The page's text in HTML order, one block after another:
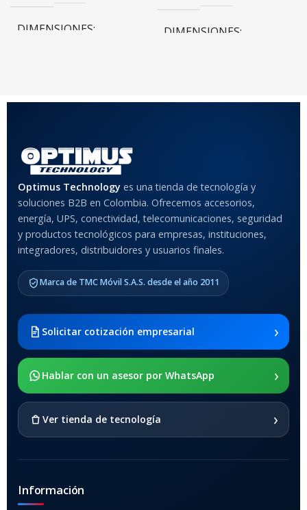
DIMENSIONES DIMENSIONES
COLOR
Anti-Shock
MODELO DE TABLETS
COMPATIBLES
2021 SM-x200 / Samsung
Galaxy Tab A8 10.5 2021 SM-
x205
SOPORTE DE APOYO
Optimus Technology es una tienda de tecnología y
soluciones B2B en Colombia. Ofrecemos accesorios,
energía, UPS, conectividad, telecomunicaciones, seguridad
y productos tecnológicos para empresas, instituciones,
integradores, distribuidores y usuarios finales.
Marca de TMC Móvil S.A.S. desde el año 2011
Solicitar cotización empresarial ›
Hablar con un asesor por WhatsApp ›
Ver tienda de tecnología ›
Información